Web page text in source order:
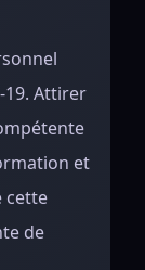
19. Attirer
et
cette
de